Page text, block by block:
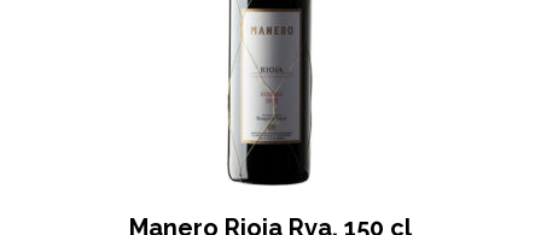
Manero Rioja Rva. 150 cl